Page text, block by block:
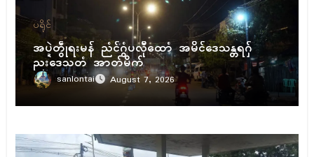
ပရိုၚ်
အပ္ဍဲတွဵုရးမန် ညံၚ်ဂွံပလီုထောံ အမိၚ်ဒေသန္တရဂှ်
ညးဒေသတံ အာတ်မိက်
sanlontai August 7, 2026